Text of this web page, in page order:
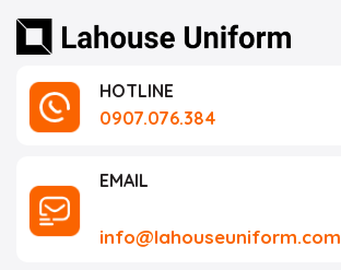
HOTLINE
0907.076.384
EMAIL
info@lahouseuniform.com